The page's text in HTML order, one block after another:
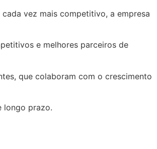
cada vez mais competitivo, a empresa
e melhores parceiros de
que colaboram com o crescimento
longo prazo.